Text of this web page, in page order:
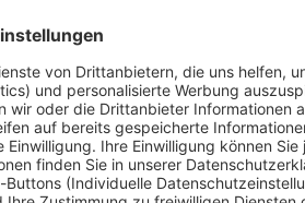
einer Lernplattform – inklusive
Alle 9 Fachgebiete in einem